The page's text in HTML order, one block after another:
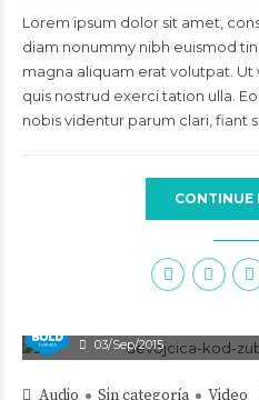
Lorem ipsum dolor sit amet,
diam nonummy nibh euismod
magna aliquam erat volutpat. Ut
quis nostrud exerci tation ulla.
nobis videntur parum clari, fiant
CONTINUE
03/Sep/2015
Audio Sin categoría Video